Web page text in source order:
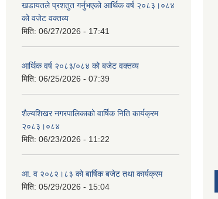
खडायतले प्रशतुत गर्नुभएको आर्थिक वर्ष २०८३।०८४
को वजेट वक्तव्य
मिति: 06/27/2026 - 17:41
आर्थिक वर्ष २०८३/०८४ को बजेट वक्तव्य
मिति: 06/25/2026 - 07:39
शैल्यशिखर नगरपालिकाको वार्षिक निति कार्यक्रम
२०८३।०८४
मिति: 06/23/2026 - 11:22
आ. व २०८२।८३ को बार्षिक बजेट तथा कार्यक्रम
मिति: 05/29/2026 - 15:04